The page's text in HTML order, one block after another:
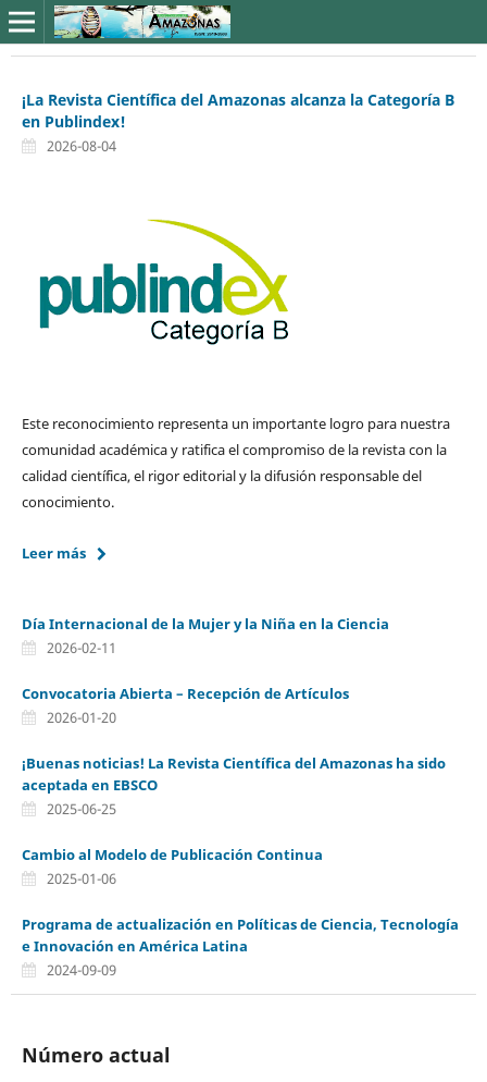
¡La Revista Científica del Amazonas alcanza la Categoría B
en Publindex!
2026-08-04
Este reconocimiento representa un importante logro para nuestra
comunidad académica y ratifica el compromiso de la revista con la
calidad científica, el rigor editorial y la difusión responsable del
conocimiento.
Leer más
Día Internacional de la Mujer y la Niña en la Ciencia
2026-02-11
Convocatoria Abierta – Recepción de Artículos
2026-01-20
¡Buenas noticias! La Revista Científica del Amazonas ha sido
aceptada en EBSCO
2025-06-25
Cambio al Modelo de Publicación Continua
2025-01-06
Programa de actualización en Políticas de Ciencia, Tecnología
e Innovación en América Latina
2024-09-09
Número actual